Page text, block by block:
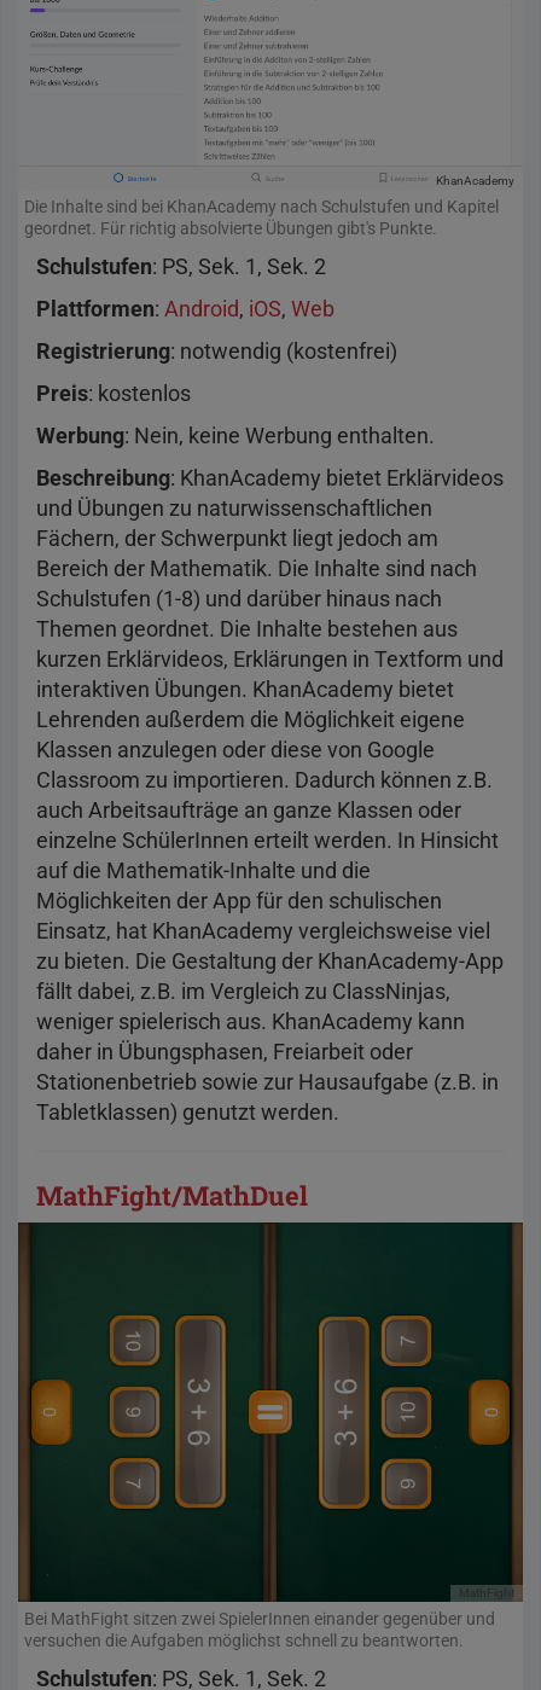
KhanAcademy
Die Inhalte sind bei KhanAcademy nach Schulstufen und Kapitel
geordnet. Für richtig absolvierte Übungen gibt's Punkte.
Schulstufen: PS, Sek. 1, Sek. 2
Plattformen: Android, iOS, Web
Registrierung: notwendig (kostenfrei)
Preis: kostenlos
Werbung: Nein, keine Werbung enthalten.
Beschreibung: KhanAcademy bietet Erklärvideos
und Übungen zu naturwissenschaftlichen
Fächern, der Schwerpunkt liegt jedoch am
Bereich der Mathematik. Die Inhalte sind nach
Schulstufen (1-8) und darüber hinaus nach
Themen geordnet. Die Inhalte bestehen aus
kurzen Erklärvideos, Erklärungen in Textform und
interaktiven Übungen. KhanAcademy bietet
Lehrenden außerdem die Möglichkeit eigene
Klassen anzulegen oder diese von Google
Classroom zu importieren. Dadurch können z.B.
auch Arbeitsaufträge an ganze Klassen oder
einzelne SchülerInnen erteilt werden. In Hinsicht
auf die Mathematik-Inhalte und die
Möglichkeiten der App für den schulischen
Einsatz, hat KhanAcademy vergleichsweise viel
zu bieten. Die Gestaltung der KhanAcademy-App
fällt dabei, z.B. im Vergleich zu ClassNinjas,
weniger spielerisch aus. KhanAcademy kann
daher in Übungsphasen, Freiarbeit oder
Stationenbetrieb sowie zur Hausaufgabe (z.B. in
Tabletklassen) genutzt werden.
MathFight/MathDuel
MathFight
Bei MathFight sitzen zwei SpielerInnen einander gegenüber und
versuchen die Aufgaben möglichst schnell zu beantworten.
Schulstufen: PS, Sek. 1, Sek. 2